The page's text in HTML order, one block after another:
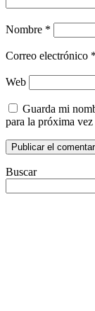
Nombre *
Correo electrónico *
Web
Guarda mi
para la próxima vez
Buscar